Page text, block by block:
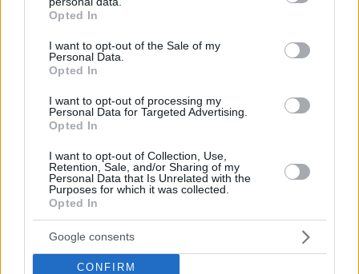
grant or deny consent to Google and its third-party tags to
use your data for below specified purposes in below Google
consent section.
Opted In
I want to opt-out of the Sale of my
Personal Data.
Opted In
I want to opt-out of processing my
Personal Data for Targeted Advertising.
Opted In
I want to opt-out of Collection, Use,
Retention, Sale, and/or Sharing of my
Personal Data that Is Unrelated with the
Purposes for which it was collected.
Opted In
Google consents
CONFIRM
08.08.2026, 12:18